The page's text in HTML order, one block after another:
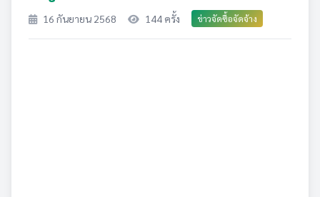
16 กันยายน 2568 144 ครั้ง ข่าวจัดซื้อจัดจ้าง